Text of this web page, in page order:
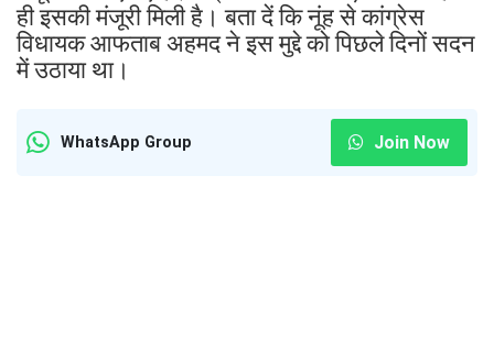
ही इसकी मंजूरी मिली है। बता दें कि नूंह से कांग्रेस
विधायक आफताब अहमद ने इस मुद्दे को पिछले दिनों सदन
में उठाया था।
WhatsApp Group Join Now